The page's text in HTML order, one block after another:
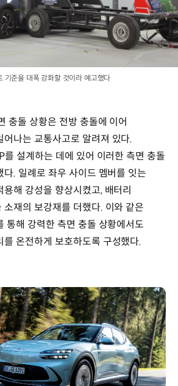
기준을 대폭 강화할 것이라 예고했다
충돌 상황은 전방 충돌에 이어
나는 교통사고로 알려져 있다.
를 설계하는 데에 있어 이러한 측면 충돌
. 일례로 좌우 사이드 멤버를 잇는
해 강성을 향상시켰고, 배터리
재의 보강재를 더했다. 이와 같은
통해 강력한 측면 충돌 상황에서도
를 온전하게 보호하도록 구성했다.